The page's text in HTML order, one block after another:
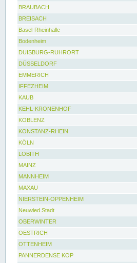
BRAUBACH
BREISACH
Basel-Rheinhalle
Bodenheim
DUISBURG-RUHRORT
DÜSSELDORF
EMMERICH
IFFEZHEIM
KAUB
KEHL-KRONENHOF
KOBLENZ
KONSTANZ-RHEIN
KÖLN
LOBITH
MAINZ
MANNHEIM
MAXAU
NIERSTEIN-OPPENHEIM
Neuwied Stadt
OBERWINTER
OESTRICH
OTTENHEIM
PANNERDENSE KOP